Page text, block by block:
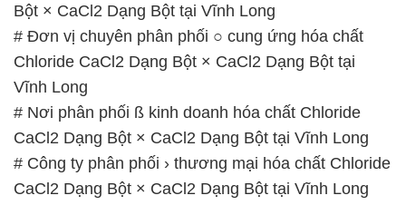
Bột × CaCl2 Dạng Bột tại Vĩnh Long
# Đơn vị chuyên phân phối ○ cung ứng hóa chất
Chloride CaCl2 Dạng Bột × CaCl2 Dạng Bột tại
Vĩnh Long
# Nơi phân phối ß kinh doanh hóa chất Chloride
CaCl2 Dạng Bột × CaCl2 Dạng Bột tại Vĩnh Long
# Công ty phân phối › thương mại hóa chất Chloride
CaCl2 Dạng Bột × CaCl2 Dạng Bột tại Vĩnh Long